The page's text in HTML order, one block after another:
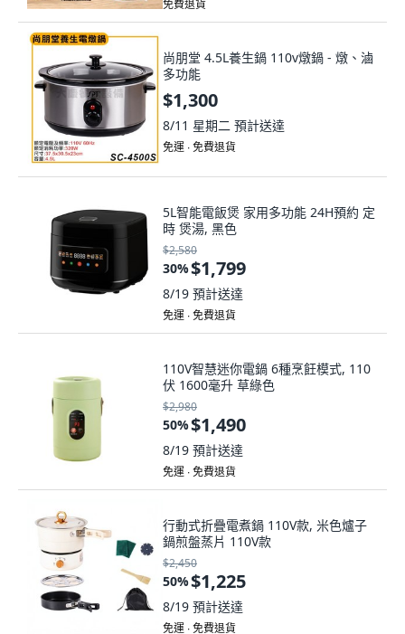
免費退貨
尚朋堂 4.5L養生鍋 110v燉鍋 - 燉、滷
多功能
$1,300
8/11 星期二 預計送達
免運 ∙ 免費退貨
5L智能電飯煲 家用多功能 24H預約 定
時 煲湯, 黑色
$2,580
30%$1,799
8/19 預計送達
免運 ∙ 免費退貨
110V智慧迷你電鍋 6種烹飪模式, 110
伏 1600毫升 草綠色
$2,980
50%$1,490
8/19 預計送達
免運 ∙ 免費退貨
行動式折疊電煮鍋 110V款, 米色爐子
鍋煎盤蒸片 110V款
$2,450
50%$1,225
8/19 預計送達
免運 ∙ 免費退貨